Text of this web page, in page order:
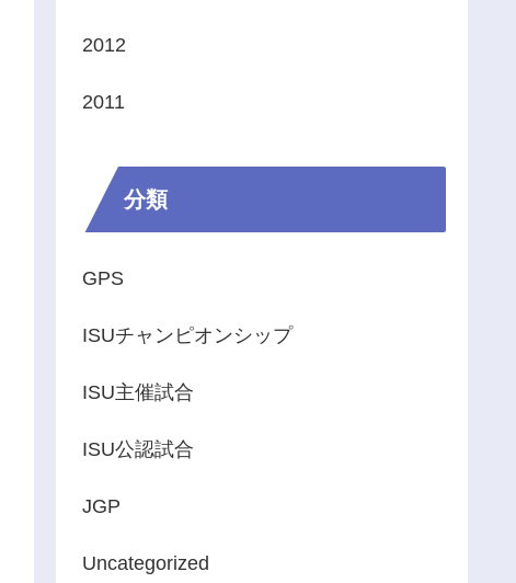
2012
2011
分類
GPS
ISUチャンピオンシップ
ISU主催試合
ISU公認試合
JGP
Uncategorized